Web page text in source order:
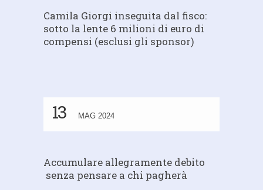
Camila Giorgi inseguita dal fisco:
sotto la lente 6 milioni di euro di
compensi (esclusi gli sponsor)
13 MAG 2024
Accumulare allegramente debito
senza pensare a chi pagherà